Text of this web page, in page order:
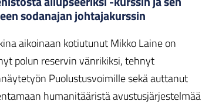
sodanajan johtajakurssin
aikoinaan kotiutunut Mikko Laine on
polun reservin vänrikiksi, tehnyt
Puolustusvoimille sekä auttanut
humanitääristä avustusjärjestelmää